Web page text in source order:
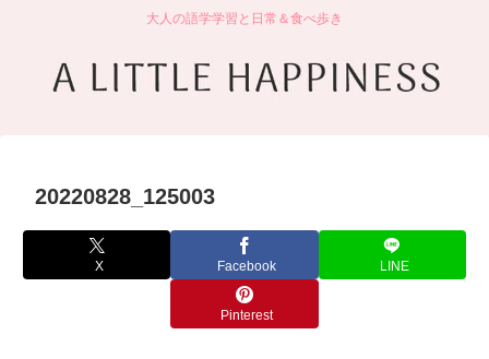
大人の語学学習と日常＆食べ歩き
20220828_125003
X Facebook LINE
Pinterest